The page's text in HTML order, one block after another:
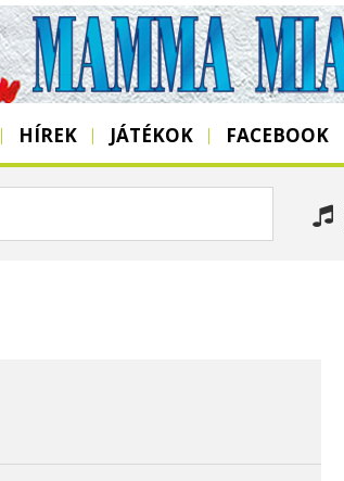
HÍREK JÁTÉKOK FACEBOOK